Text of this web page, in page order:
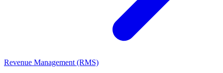
Revenue Management (RMS)